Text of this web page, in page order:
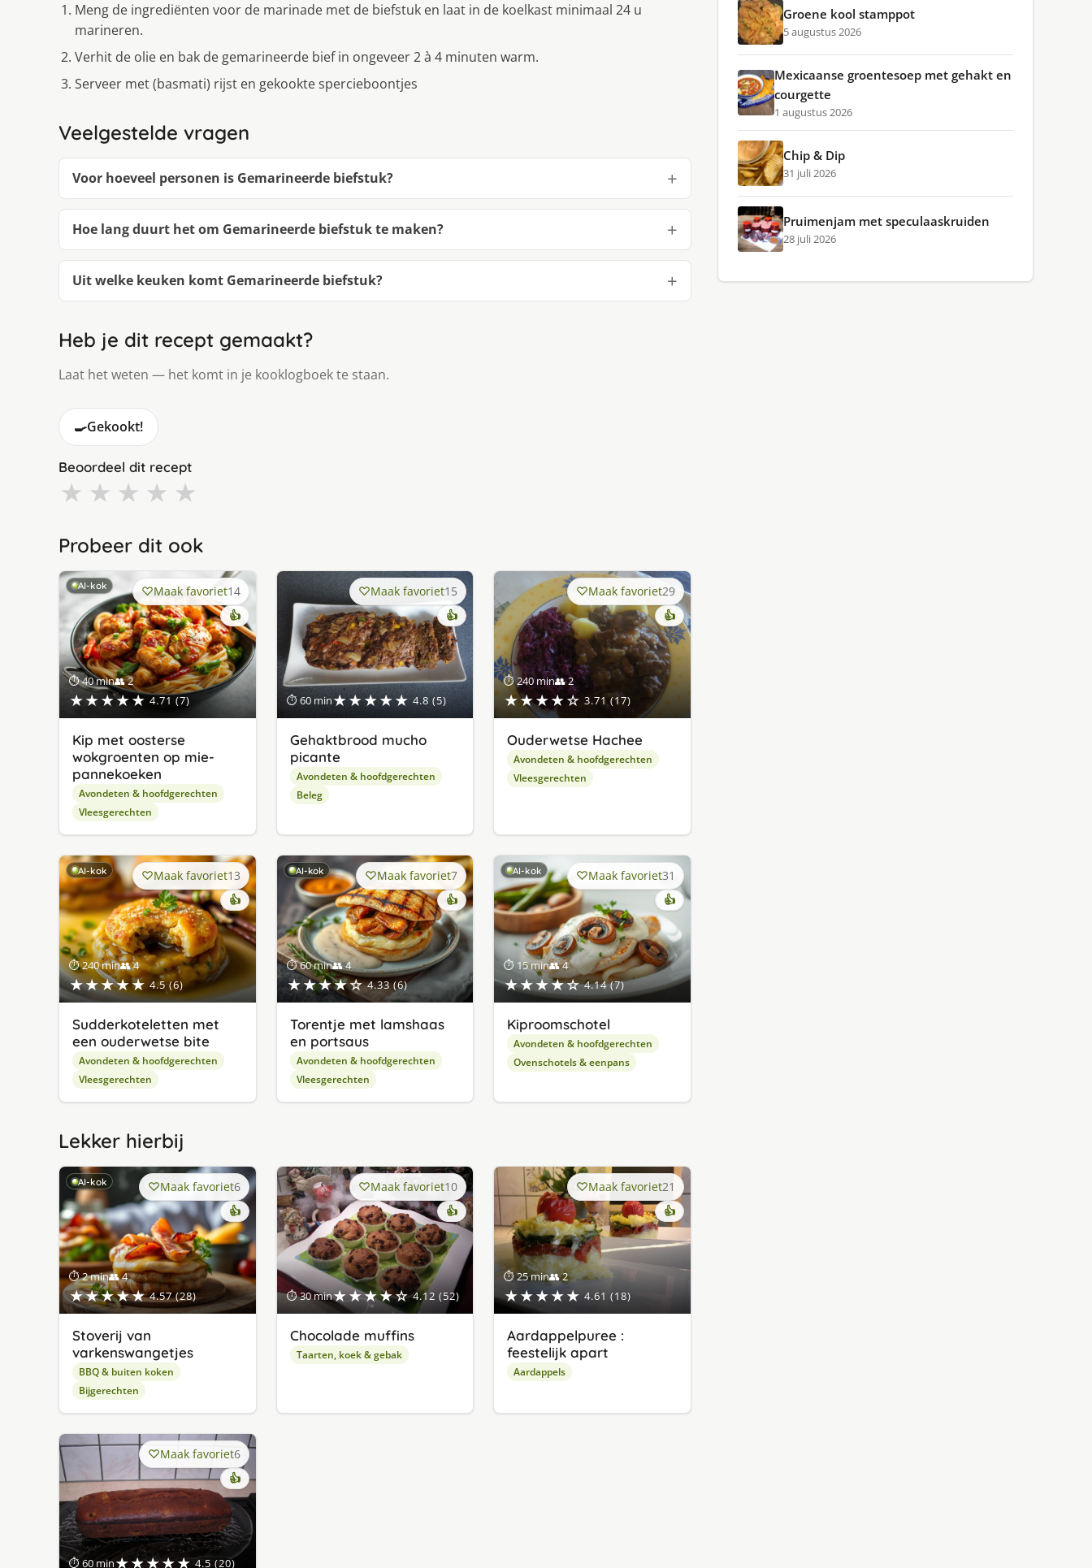
Meng de ingrediënten voor de marinade met de biefstuk en laat in de koelkast minimaal 24 u
marineren.
Verhit de olie en bak de gemarineerde bief in ongeveer 2 à 4 minuten warm.
Serveer met (basmati) rijst en gekookte spercieboontjes
Veelgestelde vragen
Voor hoeveel personen is Gemarineerde biefstuk?
Hoe lang duurt het om Gemarineerde biefstuk te maken?
Uit welke keuken komt Gemarineerde biefstuk?
Heb je dit recept gemaakt?
Laat het weten — het komt in je kooklogboek te staan.
🍳Gekookt!
Beoordeel dit recept
★ ★ ★ ★ ★
Probeer dit ook
AI-kok
⏱ 40 min👥 2
★★★★★ 4.71 (7)
Maak favoriet14
👍
Kip met oosterse
wokgroenten op mie-
pannekoeken
Avondeten & hoofdgerechten
Vleesgerechten
⏱ 60 min★★★★★ 4.8 (5)
Maak favoriet15
👍
Gehaktbrood mucho
picante
Avondeten & hoofdgerechten
Beleg
⏱ 240 min👥 2
★★★★☆ 3.71 (17)
Maak favoriet29
👍
Ouderwetse Hachee
Avondeten & hoofdgerechten
Vleesgerechten
AI-kok
⏱ 240 min👥 4
★★★★★ 4.5 (6)
Maak favoriet13
👍
Sudderkoteletten met
een ouderwetse bite
Avondeten & hoofdgerechten
Vleesgerechten
AI-kok
⏱ 60 min👥 4
★★★★☆ 4.33 (6)
Maak favoriet7
👍
Torentje met lamshaas
en portsaus
Avondeten & hoofdgerechten
Vleesgerechten
AI-kok
⏱ 15 min👥 4
★★★★☆ 4.14 (7)
Maak favoriet31
👍
Kiproomschotel
Avondeten & hoofdgerechten
Ovenschotels & eenpans
Lekker hierbij
AI-kok
⏱ 2 min👥 4
★★★★★ 4.57 (28)
Maak favoriet6
👍
Stoverij van
varkenswangetjes
BBQ & buiten koken
Bijgerechten
⏱ 30 min★★★★☆ 4.12 (52)
Maak favoriet10
👍
Chocolade muffins
Taarten, koek & gebak
⏱ 25 min👥 2
★★★★★ 4.61 (18)
Maak favoriet21
👍
Aardappelpuree :
feestelijk apart
Aardappels
⏱ 60 min★★★★★ 4.5 (20)
Maak favoriet6
👍
Groene kool stamppot
5 augustus 2026
Mexicaanse groentesoep met gehakt en
courgette
1 augustus 2026
Chip & Dip
31 juli 2026
Pruimenjam met speculaaskruiden
28 juli 2026